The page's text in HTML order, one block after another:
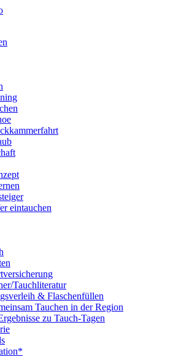
eintauchen
Tauchliteratur
& Flaschenfüllen
Tauchen in der Region
zu Tauch-Tagen